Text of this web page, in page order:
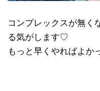
コンプレックスが無く
る気がします♡
もっと早くやればよか